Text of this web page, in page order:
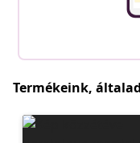
Termékeink,